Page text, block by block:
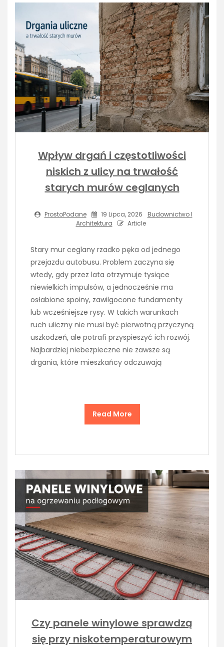
Wpływ drgań i częstotliwości
niskich z ulicy na trwałość
starych murów ceglanych
ProstoPodane 19 Lipca, 2026
Budownictwo I
Architektura
Article
Stary mur ceglany rzadko pęka od jednego
przejazdu autobusu. Problem zaczyna się
wtedy, gdy przez lata otrzymuje tysiące
niewielkich impulsów, a jednocześnie ma
osłabione spoiny, zawilgocone fundamenty
lub wcześniejsze rysy. W takich warunkach
ruch uliczny nie musi być pierwotną przyczyną
uszkodzeń, ale potrafi przyspieszyć ich rozwój.
Najbardziej niebezpieczne nie zawsze są
drgania, które mieszkańcy odczuwają
Read More
Czy panele winylowe sprawdzą
się przy niskotemperaturowym